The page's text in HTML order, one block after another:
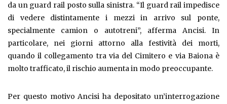
da un guard rail posto sulla sinistra. “Il guard rail impedisce
di vedere distintamente i mezzi in arrivo sul ponte,
specialmente camion o autotreni”, afferma Ancisi. In
particolare, nei giorni attorno alla festività dei morti,
quando il collegamento tra via del Cimitero e via Baiona è
molto trafficato, il rischio aumenta in modo preoccupante.
Per questo motivo Ancisi ha depositato un’interrogazione